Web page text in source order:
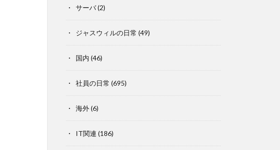
サーバ(2)
ジャスウィルの日常 (49)
国内 (46)
社員の日常 (695)
海外(6)
IT関連 (186)